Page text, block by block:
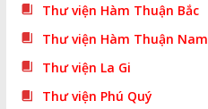
Thư viện Hàm Thuận Bắc
Thư viện Hàm Thuận Nam
Thư viện La Gi
Thư viện Phú Quý